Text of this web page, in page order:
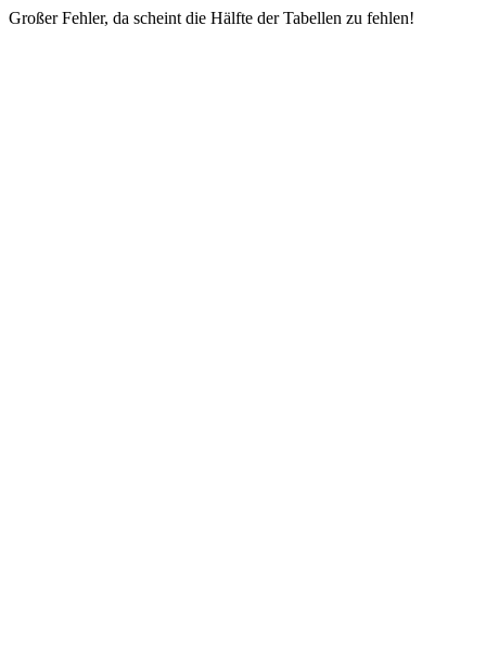
Großer Fehler, da scheint die Hälfte der Tabellen zu fehlen!